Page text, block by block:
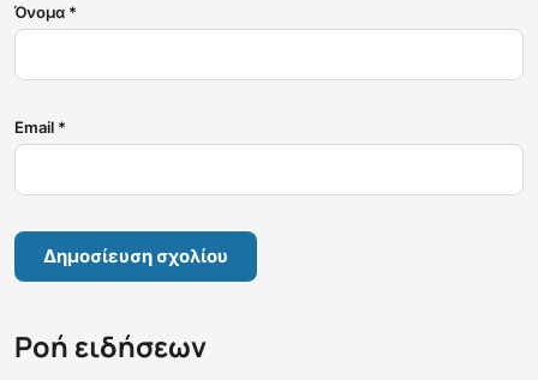
Όνομα *
Email *
Ροή ειδήσεων